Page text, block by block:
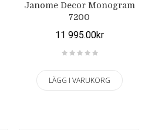
Janome Decor Monogram
7200
11 995.00kr
LÄGG I VARUKORG